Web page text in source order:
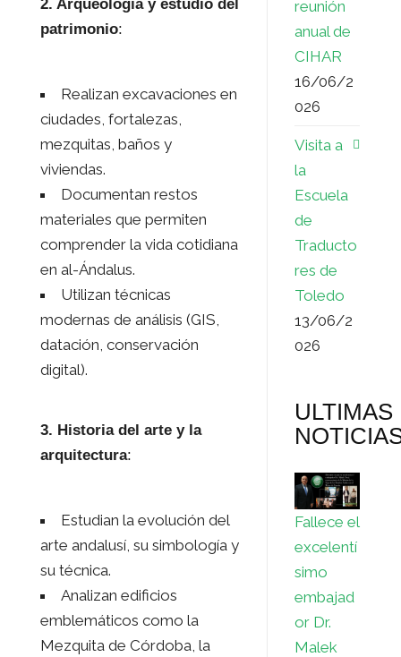
2. Arqueología y estudio del
patrimonio:
Realizan excavaciones en
ciudades, fortalezas,
mezquitas, baños y
viviendas.
Documentan restos
materiales que permiten
comprender la vida cotidiana
en al-Ándalus.
Utilizan técnicas
modernas de análisis (GIS,
datación, conservación
digital).
3. Historia del arte y la
arquitectura:
Estudian la evolución del
arte andalusí, su simbología y
su técnica.
Analizan edificios
emblemáticos como la
Mezquita de Córdoba, la
reunión
anual de
CIHAR
16/06/2
026
Visita a
la
Escuela
de
Traducto
res de
Toledo
13/06/2
026
ULTIMAS
Fallece el
excelentí
simo
embajad
or Dr.
Malek